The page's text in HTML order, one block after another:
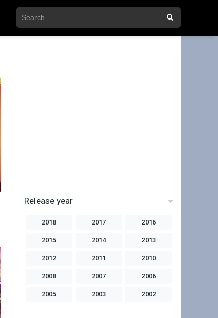
Release year
2018 2017 2016
2015 2014 2013
2012 2011 2010
2008 2007 2006
2005 2003 2002